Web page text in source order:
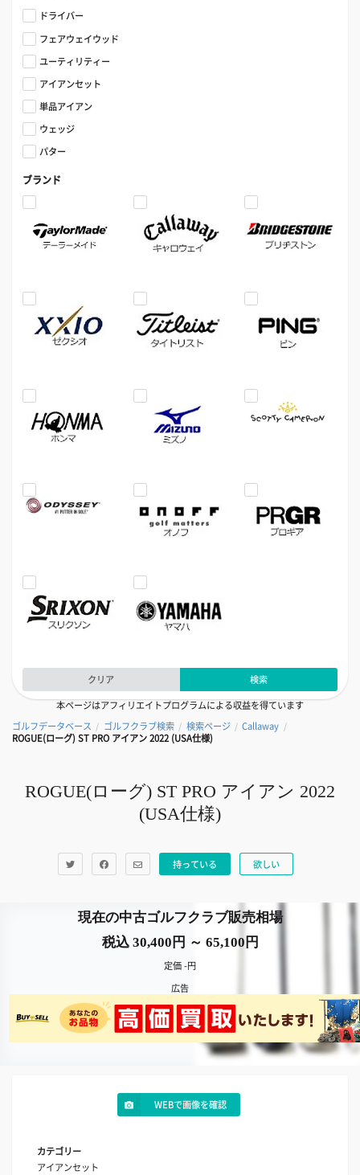
ドライバー
フェアウェイウッド
ユーティリティー
アイアンセット
単品アイアン
ウェッジ
パター
ブランド
クリア
検索
本ページはアフィリエイトプログラムによる収益を得ています
ゴルフデータベース / ゴルフクラブ検索 / 検索ページ / Callaway /
ROGUE(ローグ) ST PRO アイアン 2022 (USA仕様)
ROGUE(ローグ) ST PRO アイアン 2022
(USA仕様)
持っている 欲しい
現在の中古ゴルフクラブ販売相場
税込 30,400円 ～ 65,100円
定価 -円
広告
WEBで画像を確認
カテゴリー
アイアンセット